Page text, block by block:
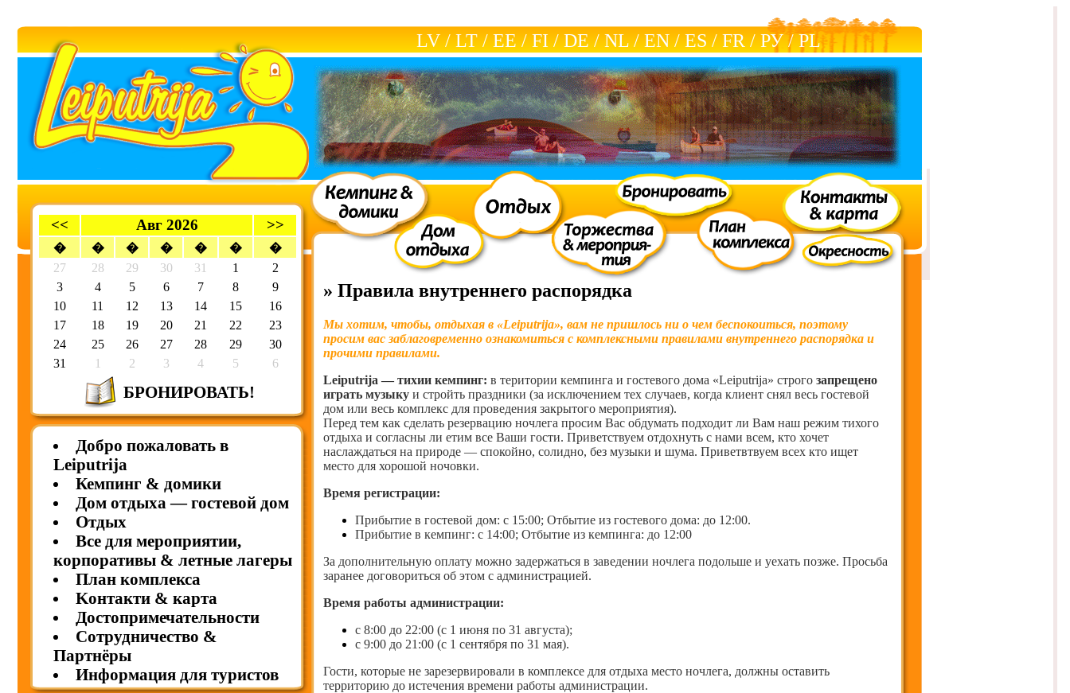
LV / LT / EE / FI / DE / NL / EN / ES / FR / РУ/РL
<< Авг 2026 >>
� � � � � �
�
27
28 29 30 31 1
2
3
4 5 6 7 8
9
10
11 12 13 14 15
16
17
18 19 20 21 22
23
24
25 26 27 28 29
30
31
1 2 3 4 5 6
БРОНИРОВАТЬ!
Добро пожаловать в
Leiputrija
Кемпинг & домики
Дом отдыха — гостевой дом
Отдых
Все для мероприятии,
корпоративы & летные лагеры
План комплекса
Kонтакти & карта
Достопримечательности
Cотрудничество &
Партнёры
Информация для туристов
» Правила внутреннего распорядка
Мы хотим, чтобы, отдыхая в «Leiputrija», вам не пришлось ни о чем беспокоиться, поэтому
просим вас заблаговременно ознакомиться с комплексными правилами внутреннего распорядка и
прочими правилами.
Leiputrija — тихии кемпинг: в територии кемпинга и гостевого дома «Leiputrija» строго запрещено
играть музыку и стройть праздники (за исключением тех случаев, когда клиент снял весь гостевой
дом или весь комплекс для проведения закрытого мероприятия).
Перед тем как сделать резервацию ночлега просим Вас обдумать подходит ли Вам наш режим тихого
отдыха и согласны ли етим все Ваши гости. Приветствуем отдохнуть с нами всем, кто хочет
наслаждаться на природе — спокойно, солидно, без музыки и шума. Приветвтвуем всех кто ищет
место для хорошой ночовки.
Время регистрации:
Прибытие в гостевой дом: с 15:00; Отбытие из гостевого дома: до 12:00.
Прибытие в кемпинг: с 14:00; Отбытие из кемпинга: до 12:00
За дополнительную оплату можно задержаться в заведении ночлега подольше и уехать позже. Просьба
заранее договориться об этом с администрацией.
Время работы администрации:
с 8:00 до 22:00 (с 1 июня по 31 августа);
с 9:00 до 21:00 (с 1 сентября по 31 мая).
Гости, которые не зарезервировали в комплексе для отдыха место ночлега, должны оставить
территорию до истечения времени работы администрации.